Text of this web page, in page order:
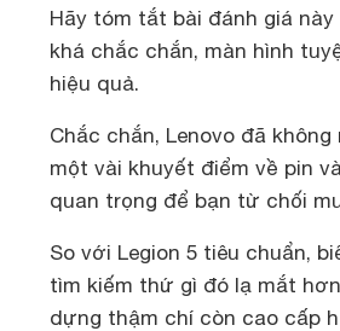
Hãy tóm tắt bài đánh giá
khá chắc chắn, màn hình
hiệu quả.
Chắc chắn, Lenovo đã
một vài khuyết điểm về pin
quan trọng để bạn từ chối
So với Legion 5 tiêu chuẩn,
tìm kiếm thứ gì đó lạ mắt
dựng thậm chí còn cao cấp